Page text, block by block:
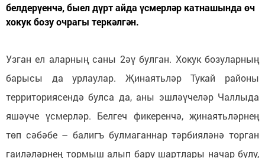
белдерүенчә, быел дүрт айда үсмерләр катнашында өч
хокук бозу очрагы теркәлгән.
Узган ел аларның саны 2әү булган. Хокук бозуларның
барысы да урлаулар. Җинаятьләр Тукай районы
территориясендә булса да, аны эшләүчеләр Чаллыда
яшәүче үсмерләр. Белгеч фикеренчә, җинаятьләрнең
төп сәбәбе – балигъ булмаганнар тәрбияләнә торган
гаиләләрнең тормыш алып бару шартлары начар булу,